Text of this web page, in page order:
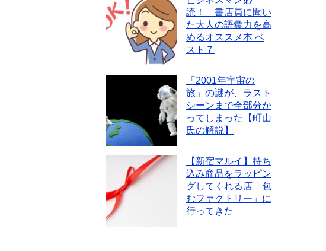
読！ 書店員に聞い
た大人の語彙力を高
めるオススメ本 ベ
スト７
「2001年宇宙の
旅」の謎が、ラスト
シーンまで全部分か
ってしまった【町山
氏の解説】
【新宿マルイ】持ち
込み商品をラッピン
グしてくれる店「包
むファクトリー」に
行ってきた